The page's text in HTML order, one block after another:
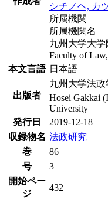
シチノヘ, カ
所属機関
所属機関名
九州大学大
Faculty of
本文言語 日本語
出版者
九州大学法政
Hosei Gakkai
University
発行日
2019-12-18
収録物名 法政研究
巻
86
号
3
開始ペー
ジ
432